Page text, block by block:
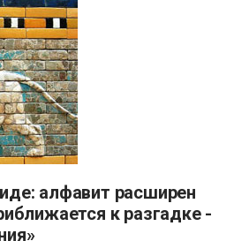
алфавит расширен
к разгадке -